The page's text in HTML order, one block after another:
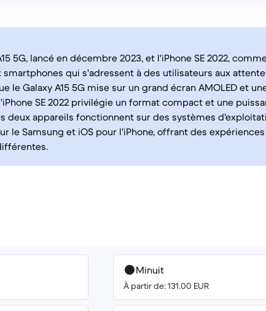
5G, lancé en décembre 2023, et l'iPhone SE 2022,
smartphones qui s'adressent à des utilisateurs aux
le Galaxy A15 5G mise sur un grand écran AMOLED et
SE 2022 privilégie un format compact et une
deux appareils fonctionnent sur des systèmes
le Samsung et iOS pour l'iPhone, offrant des
Minuit
À partir de: 131.00 EUR